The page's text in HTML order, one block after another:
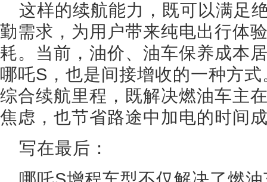
这样的续航能力，既可以满足
勤需求，为用户带来纯电出行体
耗。当前，油价、油车保养成本
哪吒S，也是间接增收的一种方
综合续航里程，既解决燃油车主
焦虑，也节省路途中加电的时间
写在最后：